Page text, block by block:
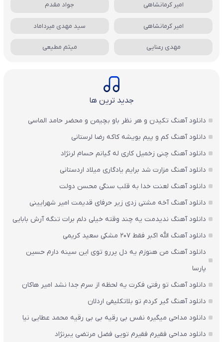
امیر کرمانشاهی جواد مقدم
امیر کرمانشاهی سید مهدی میرداماد
مهدی رعنایی میثم مطیعی
جدید ترین ها
دانلود آهنگ تکیدن و هر نظر باو بچیمن و محضر حامد الماسی
دانلود آهنگ کم و پیم بویشه کاکه رضا لرستانی
دانلود آهنگ چنی زخمیل کاری له گیانم حسام لرنژاد
دانلود آهنگ مزارت شد برایم یادگاری میلاد اردستانی
دانلود آهنگ لعنت خدا به قلب سنگی محسن دولت
دانلود آهنگ آخه مشتی زدی زیر حرفای قدیمت امیر شهرایینی
دانلود آهنگ ندیدمت یه چند وقته خیلی دلم برات تنگه آرش بابایی
دانلود آهنگ الله اکبر فقط 207 مشکی سعید کریمی
دانلود آهنگ من هنوزم یه دل پررو توی این سینه دارم حسین
پارسا
دانلود آهنگ تو رفتی فکرت یه لحظه از سرم جدا نشد امیر هاکان
دانلود آهنگ گیر کردم تو بلاتکلیفی اردلان
دانلود مداحی میگیره نفس بی رقیه بی بی رقیه محمد عطایی نیا
دانلود مداحی فقیرم فقیرم تویی فضل مرتضی یبرنژاد